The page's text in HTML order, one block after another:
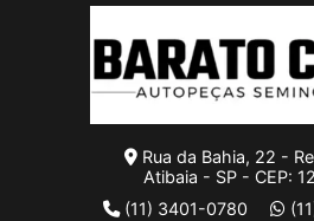
Rua da Bahia, 22 -
Atibaia - SP - CEP:
(11) 3401-0780